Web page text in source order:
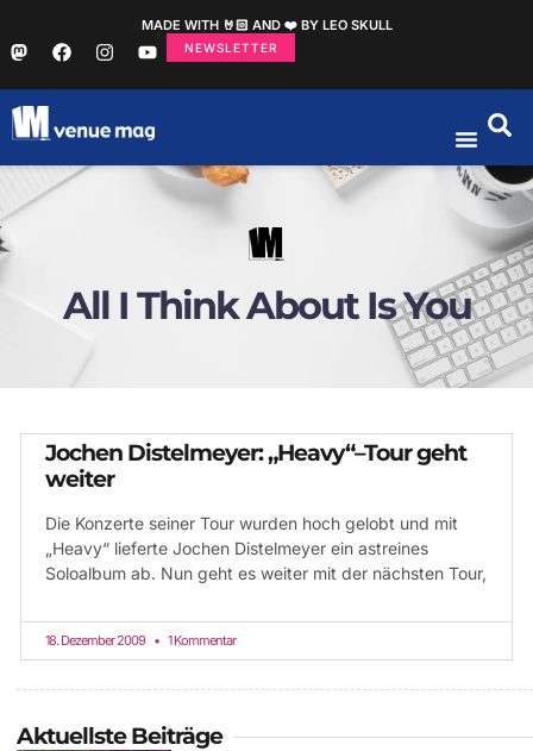
MADE WITH 🤘🏻 AND ❤️ BY LEO SKULL
NEWSLETTER
All I Think About Is You
Jochen Distelmeyer: „Heavy“–Tour geht
weiter
Die Konzerte seiner Tour wurden hoch gelobt und mit
„Heavy“ lieferte Jochen Distelmeyer ein astreines
Soloalbum ab. Nun geht es weiter mit der nächsten Tour,
18. Dezember 2009 1 Kommentar
Aktuellste Beiträge